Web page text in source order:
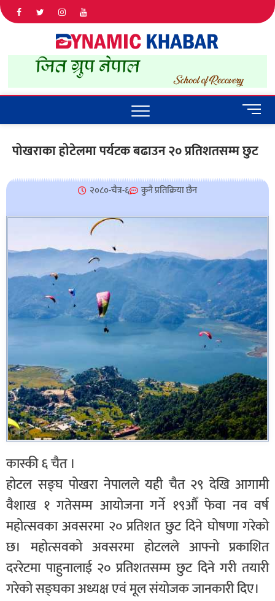
IN NEPAL
M
e
u
B
u
o
पोखराका होटेलमा पर्यटक बढाउन २० प्रतिशतसम्म छुट
२०८०-चैत्र-६ कुनै प्रतिक्रिया छैन
कास्की ६ चैत ।
होटल सङ्घ पोखरा नेपालले यही चैत २९ देखि आगामी
वैशाख १ गतेसम्म आयोजना गर्ने १९औँ फेवा नव वर्ष
महोत्सवका अवसरमा २० प्रतिशत छुट दिने घोषणा गरेको
छ। महोत्सवको अवसरमा होटलले आफ्नो प्रकाशित
दररेटमा पाहुनालाई २० प्रतिशतसम्म छुट दिने गरी तयारी
गरेको सङ्घका अध्यक्ष एवं मूल संयोजक जानकारी दिए।